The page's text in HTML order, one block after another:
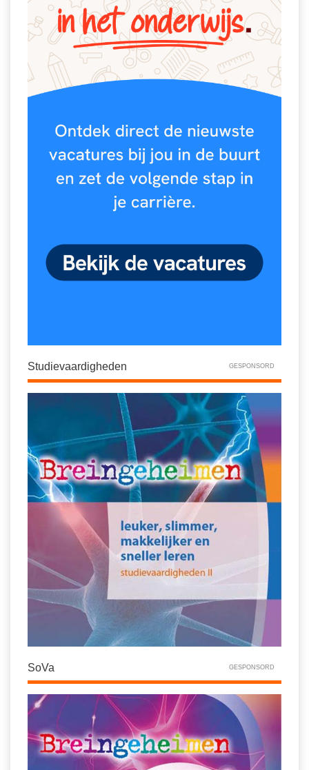
Spelletjes
Sprookjes
Startpagina onderwijs
Tweede Wereldoorlog
Studieschuld & Hypotheek
Middelbare school niveaus
Studenten laptop
Docentenplein nieuwsbrief
Huiswerkbegeleiding
Studievaardigheden GESPONSORD
SoVa GESPONSORD